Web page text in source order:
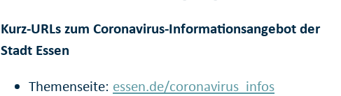
Kurz-URLs zum Coronavirus-Informationsangebot der
Stadt Essen
Themenseite: essen.de/coronavirus_infos